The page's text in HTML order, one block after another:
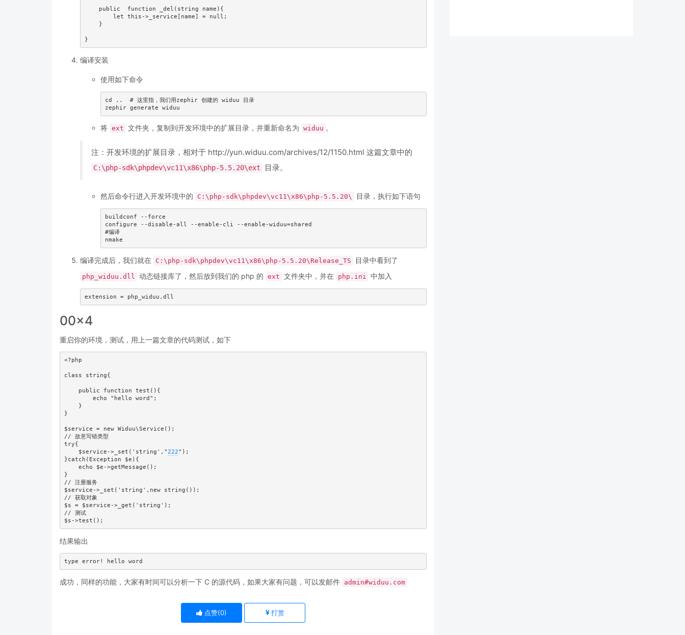
编译安装
使用如下命令
cd ..  # 这里指，我们用zephir 创建的 widuu 目录
将 ext 文件夹，复制到开发环境中的扩展目录，并重新命名为 widuu 。
注：开发环境的扩展目录，相对于 http://yun.widuu.com/archives/12/1150.html 这篇文章中的
C:\php-sdk\phpdev\vc11\x86\php-5.5.20\ext 目录。
然后命令行进入开发环境中的 C:\php-sdk\phpdev\vc11\x86\php-5.5.20\ 目录，执行如下语句
buildconf --force
configure --disable-all --enable-cli --enable-widuu=shared
#编译
编译完成后，我们就在 C:\php-sdk\phpdev\vc11\x86\php-5.5.20\Release_TS 目录中看到了
php_widuu.dll 动态链接库了，然后放到我们的 php 的 ext 文件夹中，并在 php.ini 中加入
00x4
重启你的环境，测试，用上一篇文章的代码测试，如下
<?php
class string{
}
$service = new Widuu\Service();
// 故意写错类型
try{
    $service->_set('string',"
222");
}catch(Exception $e){
}
// 注册服务
$service->_set('string',new string());
// 获取对象
$s = $service->_get('string');
// 测试
结果输出
成功，同样的功能，大家有时间可以分析一下 C 的源代码，如果大家有问题，可以发邮件 admin#widuu.com
点赞(0) 打赏